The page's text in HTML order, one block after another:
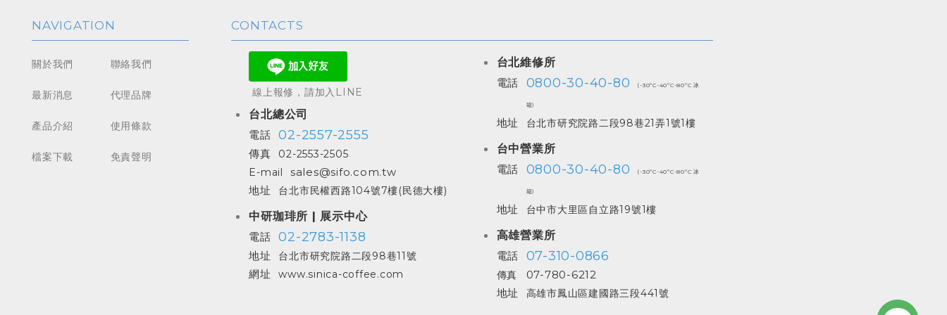
NAVIGATION
關於我們
最新消息
產品介紹
檔案下載
聯絡我們
代理品牌
使用條款
免責聲明
CONTACTS
線上報修，請加入LINE
台北總公司
電話 02-2557-2555
傳真
02-2553-2505
E-mail
sales@sifo.com.tw
地址
台北市民權西路104號7樓(民德大樓)
中研珈琲所 | 展示中心
電話 02-2783-1138
地址 台北市研究院路二段98巷11號
網址 www.sinica-coffee.com
台北維修所
電話
0800-30-40-80 (-30ºC-40ºC-80ºC 冰
箱)
地址 台北市研究院路二段98巷21弄1號1樓
台中營業所
電話
0800-30-40-80 (-30ºC-40ºC-80ºC 冰
箱)
地址 台中市大里區自立路19號1樓
高雄營業所
電話
07-310-0866
傳真
07-780-6212
地址
高雄市鳳山區建國路三段441號